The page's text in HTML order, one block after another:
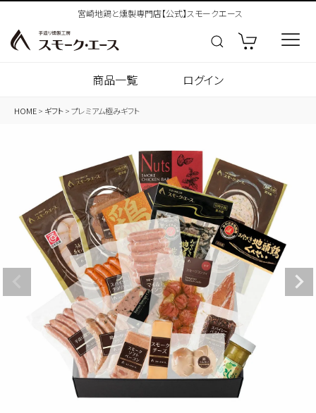
宮崎地鶏と燻製専門店【公式】スモークエース
商品一覧 ログイン
HOME ギフト プレミアム極みギフト